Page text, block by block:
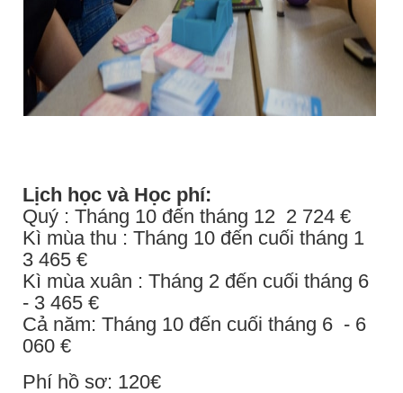
Lịch học và Học phí:
Quý : Tháng 10 đến tháng 12 2 724 €
Kì mùa thu : Tháng 10 đến cuối tháng 1
3 465 €
Kì mùa xuân : Tháng 2 đến cuối tháng 6
- 3 465 €
Cả năm: Tháng 10 đến cuối tháng 6 - 6
060 €
Phí hồ sơ: 120€